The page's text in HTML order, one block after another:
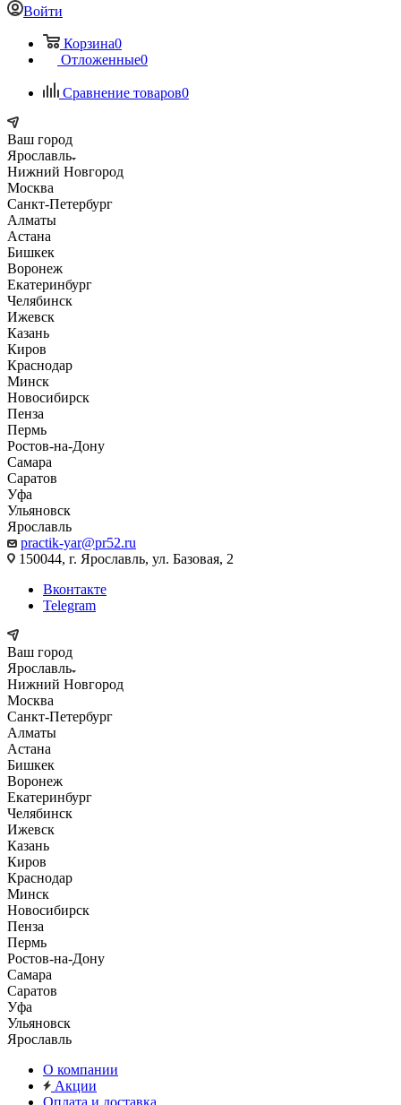
Войти
Корзина0
Отложенные0
Сравнение товаров0
Ваш город
Ярославль
Нижний Новгород
Москва
Санкт-Петербург
Алматы
Астана
Бишкек
Воронеж
Екатеринбург
Челябинск
Ижевск
Казань
Киров
Краснодар
Минск
Новосибирск
Пенза
Пермь
Ростов-на-Дону
Самара
Саратов
Уфа
Ульяновск
Ярославль
practik-yar@pr52.ru
150044, г. Ярославль, ул. Базовая, 2
Вконтакте
Telegram
Ваш город
Ярославль
Нижний Новгород
Москва
Санкт-Петербург
Алматы
Астана
Бишкек
Воронеж
Екатеринбург
Челябинск
Ижевск
Казань
Киров
Краснодар
Минск
Новосибирск
Пенза
Пермь
Ростов-на-Дону
Самара
Саратов
Уфа
Ульяновск
Ярославль
О компании
Акции
Оплата и доставка